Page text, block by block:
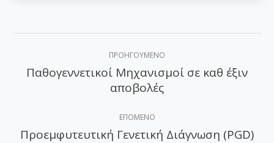
navigation
ΠΡΟΗΓΟΎΜΕΝΟ
Προηγούμενο
άρθρο:
Παθογεννετικοί Μηχανισμοί σε καθ έξιν
αποβολές
ΕΠΌΜΕΝΟ
Επόμενο
Προεμφυτευτική Γενετική Διάγνωση (PGD)